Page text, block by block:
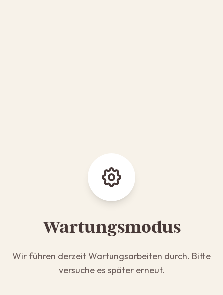
Wartungsmodus
Wir führen derzeit Wartungsarbeiten durch. Bitte
versuche es später erneut.